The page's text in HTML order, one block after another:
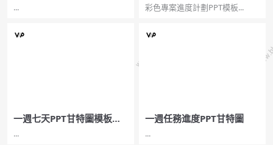
... 彩色專案進度計劃PPT模板...
一週七天PPT甘特圖模板素
...
一週任務進度PPT甘特圖
...